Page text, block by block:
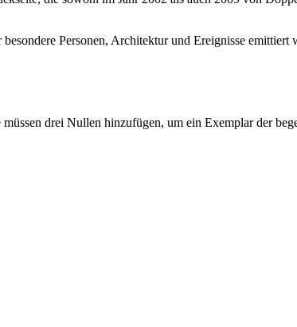
Personen, Architektur und Ereignisse
drei Nullen hinzufügen, um ein Exemplar der